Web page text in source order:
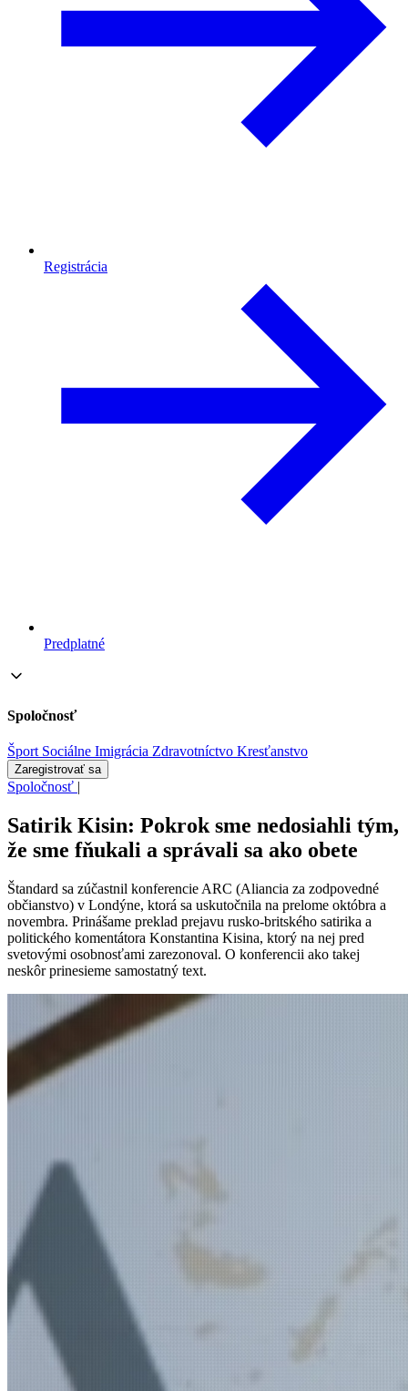
Registrácia
Predplatné
Spoločnosť
Šport Sociálne Imigrácia Zdravotníctvo Kresťanstvo
Zaregistrovať sa
Spoločnosť |
Satirik Kisin: Pokrok sme nedosiahli tým,
že sme fňukali a správali sa ako obete
Štandard sa zúčastnil konferencie ARC (Aliancia za zodpovedné
občianstvo) v Londýne, ktorá sa uskutočnila na prelome októbra a
novembra. Prinášame preklad prejavu rusko-britského satirika a
politického komentátora Konstantina Kisina, ktorý na nej pred
svetovými osobnosťami zarezonoval. O konferencii ako takej
neskôr prinesieme samostatný text.